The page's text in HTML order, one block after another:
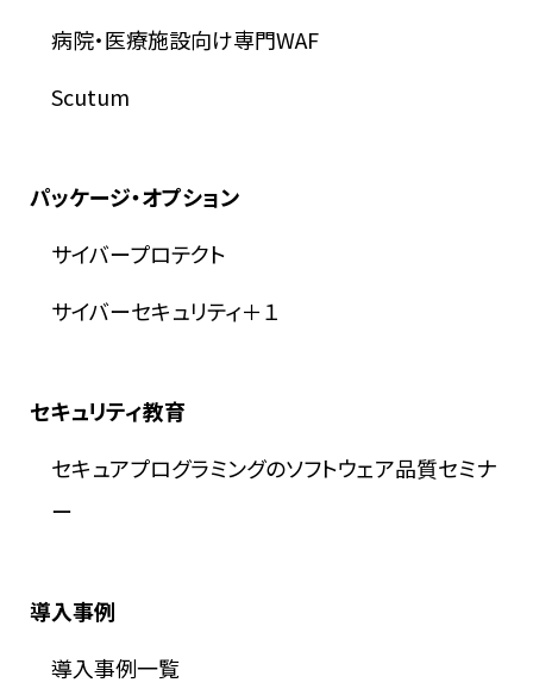
病院・医療施設向け専門WAF
Scutum
パッケージ・オプション
サイバープロテクト
サイバーセキュリティ＋１
セキュリティ教育
セキュアプログラミングのソフトウェア品質セミナ
ー
導入事例
導入事例一覧